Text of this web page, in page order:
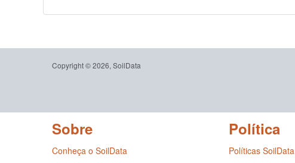
Copyright © 2026, SoilData
Sobre
Conheça o SoilData
Política
Políticas SoilData